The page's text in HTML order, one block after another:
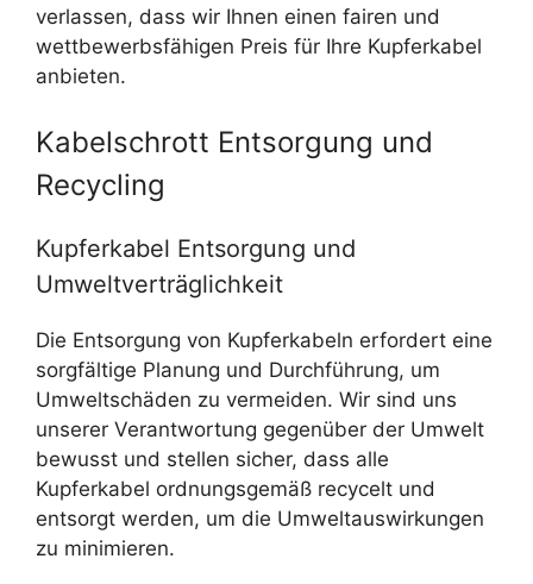
verlassen, dass wir Ihnen einen fairen und
wettbewerbsfähigen Preis für Ihre Kupferkabel
anbieten.
Kabelschrott Entsorgung und
Recycling
Kupferkabel Entsorgung und
Umweltverträglichkeit
Die Entsorgung von Kupferkabeln erfordert eine
sorgfältige Planung und Durchführung, um
Umweltschäden zu vermeiden. Wir sind uns
unserer Verantwortung gegenüber der Umwelt
bewusst und stellen sicher, dass alle
Kupferkabel ordnungsgemäß recycelt und
entsorgt werden, um die Umweltauswirkungen
zu minimieren.